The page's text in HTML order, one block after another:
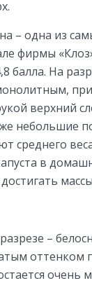
– одна из
фирмы
балла. На
при
верхний
небольшие
среднего
в
–
оттенком
очень